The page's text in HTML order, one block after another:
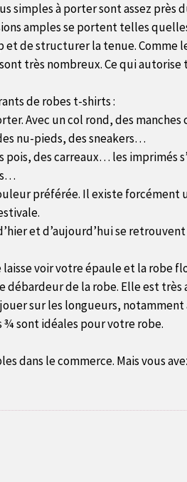
simples à porter sont assez près
amples se portent telles
de structurer la tenue. Comme
très nombreux. Ce qui
de robes t-shirts :
Avec un col rond, des
nu-pieds, des sneakers…
pois, des carreaux… les
préférée. Il existe
et d’aujourd’hui se
laisse voir votre épaule et la
débardeur de la robe. Elle est très
sur les longueurs,
¾ sont idéales pour votre robe.
dans le commerce. Mais vous